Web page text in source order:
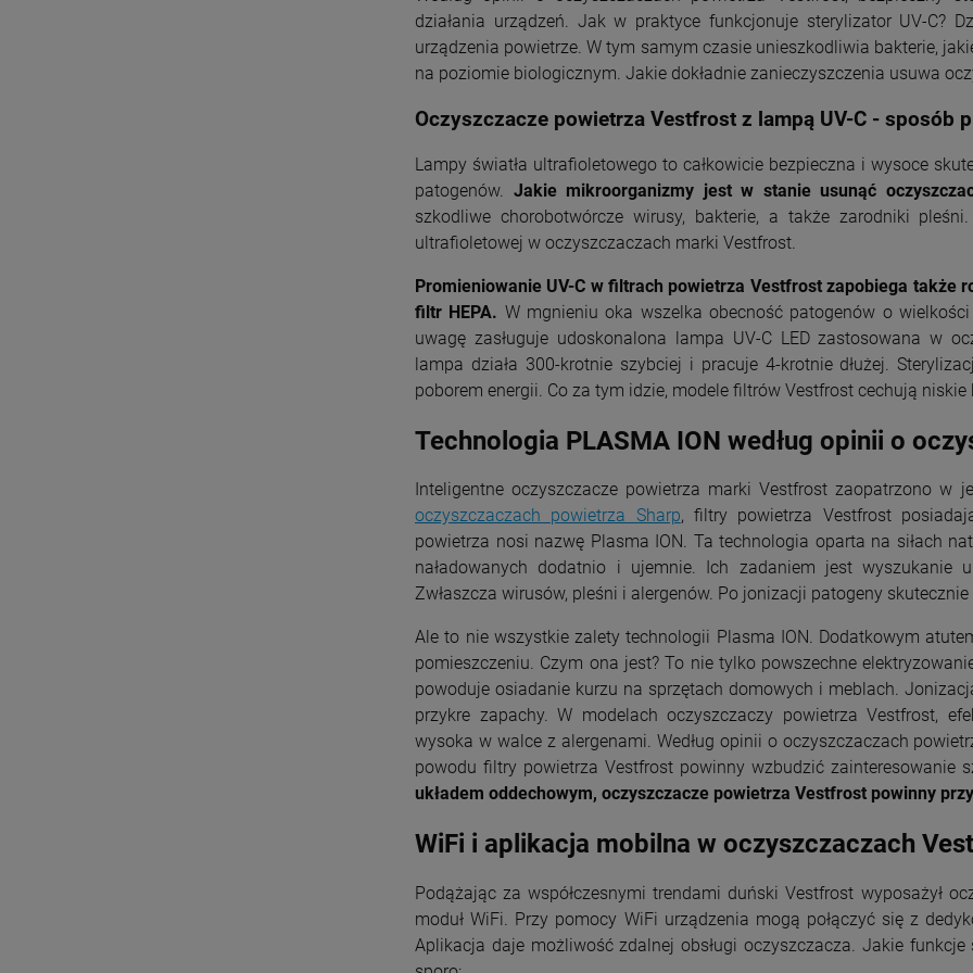
działania urządzeń. Jak w praktyce funkcjonuje sterylizator UV-C?
urządzenia powietrze. W tym samym czasie unieszkodliwia bakterie,
na poziomie biologicznym. Jakie dokładnie zanieczyszczenia usuwa
Oczyszczacze powietrza Vestfrost z lampą UV-C - sposób
Lampy światła ultrafioletowego to całkowicie bezpieczna i wysoce
patogenów. Jakie mikroorganizmy jest w stanie usunąć
szkodliwe chorobotwórcze wirusy, bakterie, a także zarodniki
ultrafioletowej w oczyszczaczach marki Vestfrost.
Promieniowanie UV-C w filtrach powietrza Vestfrost zapobiega także
filtr HEPA. W mgnieniu oka wszelka obecność patogenów o
uwagę zasługuje udoskonalona lampa UV-C LED zastosowana w
lampa działa 300-krotnie szybciej i pracuje 4-krotnie dłużej.
poborem energii. Co za tym idzie, modele filtrów Vestfrost cechują
Technologia PLASMA ION według opinii o
Inteligentne oczyszczacze powietrza marki Vestfrost zaopatrzono w
oczyszczaczach powietrza Sharp, filtry powietrza Vestfrost
powietrza nosi nazwę Plasma ION. Ta technologia oparta na siłach
naładowanych dodatnio i ujemnie. Ich zadaniem jest wyszukanie
Zwłaszcza wirusów, pleśni i alergenów. Po jonizacji patogeny
Ale to nie wszystkie zalety technologii Plasma ION. Dodatkowym
pomieszczeniu. Czym ona jest? To nie tylko powszechne
powoduje osiadanie kurzu na sprzętach domowych i meblach.
przykre zapachy. W modelach oczyszczaczy powietrza Vestfrost,
wysoka w walce z alergenami. Według opinii o oczyszczaczach
powodu filtry powietrza Vestfrost powinny wzbudzić zainteresowanie
układem oddechowym, oczyszczacze powietrza Vestfrost powinny
WiFi i aplikacja mobilna w oczyszczaczach
Podążając za współczesnymi trendami duński Vestfrost wyposażył
moduł WiFi. Przy pomocy WiFi urządzenia mogą połączyć się z
Aplikacja daje możliwość zdalnej obsługi oczyszczacza. Jakie